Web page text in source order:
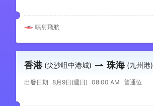
噴射飛航
香港 (尖沙咀中港城) 珠海 (九州港)
出發日期 8月9日(週日) 08:00 AM 普通位